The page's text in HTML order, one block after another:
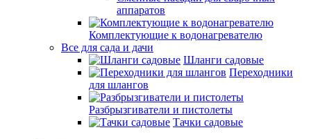
аппаратов
Комплектующие к водонагревателю
Все для сада и дачи
Шланги садовые
Переходники
для шлангов
Разбрызгиватели и пистолеты
Тачки садовые